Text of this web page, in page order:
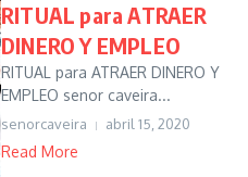
RITUAL para ATRAER
DINERO Y EMPLEO
RITUAL para ATRAER DINERO Y
EMPLEO senor caveira...
senorcaveira abril 15, 2020
Read More